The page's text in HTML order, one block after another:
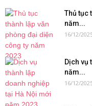
Thủ tục
năm...
16/12/
Dịch vụ
năm...
16/12/